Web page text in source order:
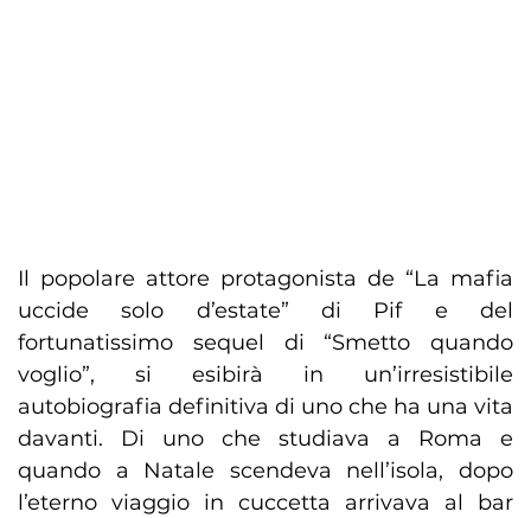
Il popolare attore protagonista de “La mafia
uccide solo d’estate” di Pif e del
fortunatissimo sequel di “Smetto quando
voglio”, si esibirà in un’irresistibile
autobiografia definitiva di uno che ha una vita
davanti. Di uno che studiava a Roma e
quando a Natale scendeva nell’isola, dopo
l’eterno viaggio in cuccetta arrivava al bar